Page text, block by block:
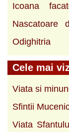
Icoana
Nascatoare
Odighitria
Cele mai
Viata si
Sfintii
Viata